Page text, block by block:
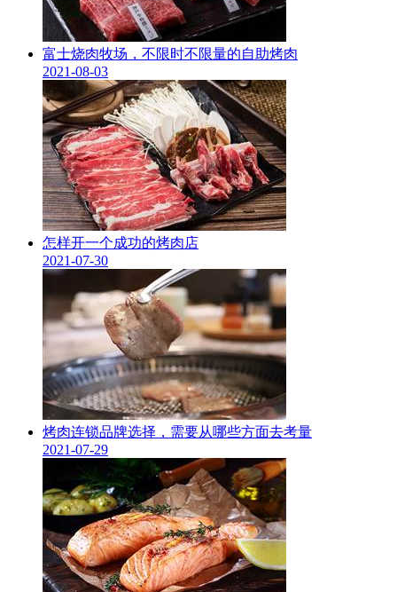
富士烧肉牧场，不限时不限量的自助烤肉
2021-08-03
怎样开一个成功的烤肉店
2021-07-30
烤肉连锁品牌选择，需要从哪些方面去考量
2021-07-29